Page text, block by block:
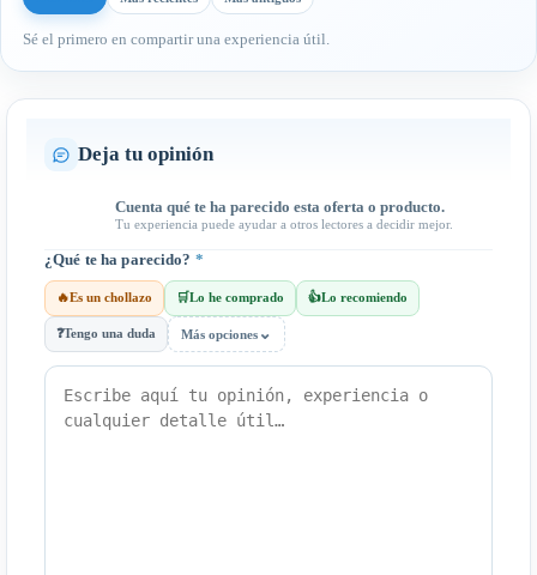
Sé el primero en compartir una experiencia útil.
Deja tu opinión
Cuenta qué te ha parecido esta oferta o producto.
Tu experiencia puede ayudar a otros lectores a decidir mejor.
¿Qué te ha parecido? *
🔥Es un chollazo 🛒Lo he comprado 👍Lo recomiendo
❓Tengo una duda Más opciones ⌄